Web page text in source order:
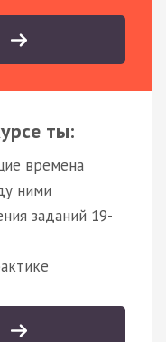
ты:
времена
ними
заданий 19-